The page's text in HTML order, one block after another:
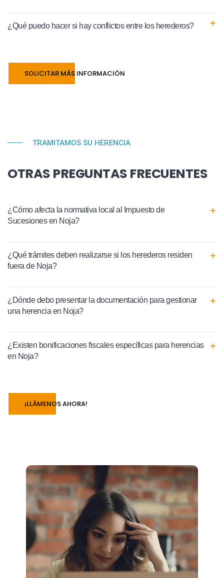
¿Qué puedo hacer si hay conflictos entre los herederos?
SOLICITAR MÁS INFORMACIÓN
TRAMITAMOS SU HERENCIA
OTRAS PREGUNTAS FRECUENTES
¿Cómo afecta la normativa local al Impuesto de
Sucesiones en Noja?
¿Qué trámites deben realizarse si los herederos residen
fuera de Noja?
¿Dónde debo presentar la documentación para gestionar
una herencia en Noja?
¿Existen bonificaciones fiscales específicas para herencias
en Noja?
¡LLÁMENOS AHORA!